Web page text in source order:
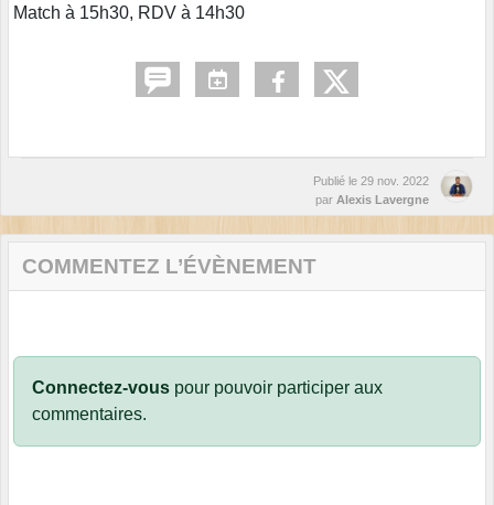
Match à 15h30, RDV à 14h30
Publié le 29 nov. 2022
par Alexis Lavergne
COMMENTEZ L’ÉVÈNEMENT
Connectez-vous pour pouvoir participer aux
commentaires.